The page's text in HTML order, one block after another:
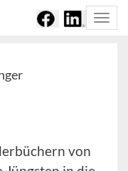
von